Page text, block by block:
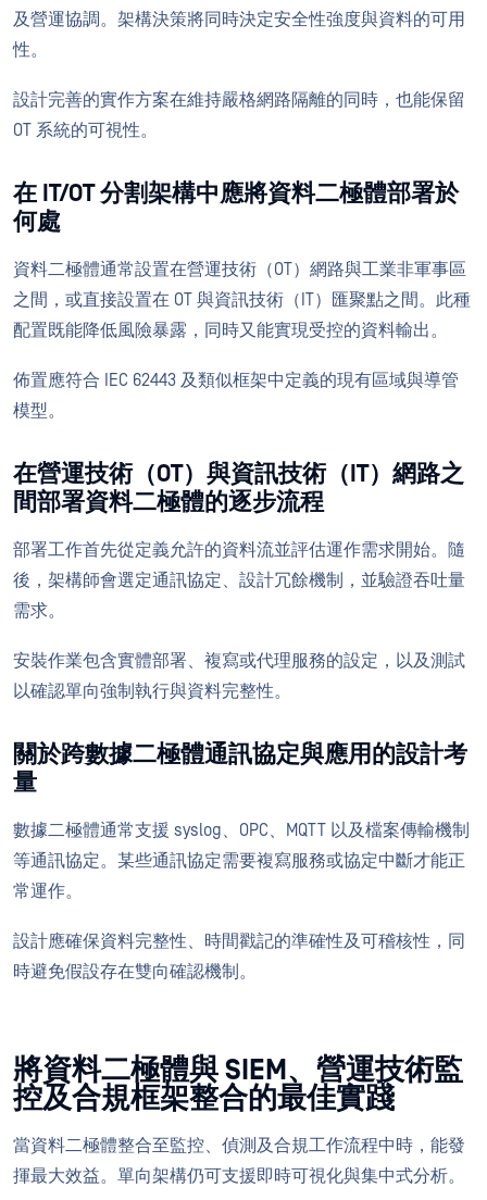
及營運協調。架構決策將同時決定安全性強度與資料的可用
性。
設計完善的實作方案在維持嚴格網路隔離的同時，也能保留
OT 系統的可視性。
在 IT/OT 分割架構中應將資料二極體部署於
何處
資料二極體通常設置在營運技術（OT）網路與工業非軍事區
之間，或直接設置在 OT 與資訊技術（IT）匯聚點之間。此種
配置既能降低風險暴露，同時又能實現受控的資料輸出。
佈置應符合 IEC 62443 及類似框架中定義的現有區域與導管
模型。
在營運技術（OT）與資訊技術（IT）網路之
間部署資料二極體的逐步流程
部署工作首先從定義允許的資料流並評估運作需求開始。隨
後，架構師會選定通訊協定、設計冗餘機制，並驗證吞吐量
需求。
安裝作業包含實體部署、複寫或代理服務的設定，以及測試
以確認單向強制執行與資料完整性。
關於跨數據二極體通訊協定與應用的設計考
量
數據二極體通常支援 syslog、OPC、MQTT 以及檔案傳輸機制
等通訊協定。某些通訊協定需要複寫服務或協定中斷才能正
常運作。
設計應確保資料完整性、時間戳記的準確性及可稽核性，同
時避免假設存在雙向確認機制。
將資料二極體與 SIEM、營運技術監
控及合規框架整合的最佳實踐
當資料二極體整合至監控、偵測及合規工作流程中時，能發
揮最大效益。單向架構仍可支援即時可視化與集中式分析。